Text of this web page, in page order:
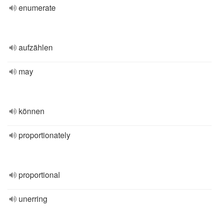
enumerate
aufzählen
may
können
proportionately
proportional
unerring